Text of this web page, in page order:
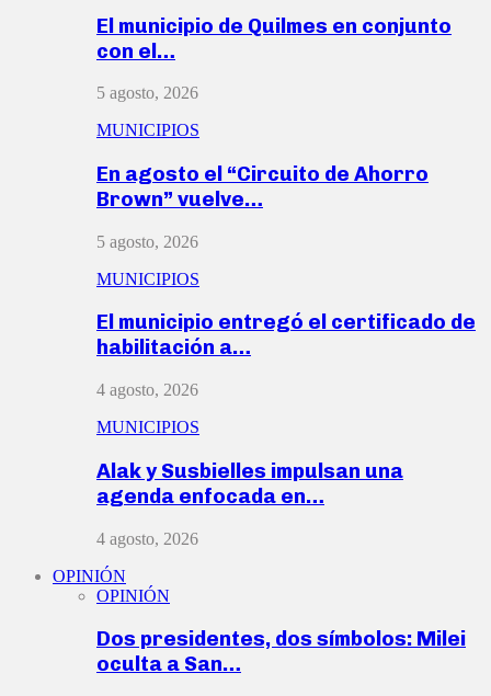
El municipio de Quilmes en conjunto
con el…
5 agosto, 2026
MUNICIPIOS
En agosto el “Circuito de Ahorro
Brown” vuelve…
5 agosto, 2026
MUNICIPIOS
El municipio entregó el certificado de
habilitación a…
4 agosto, 2026
MUNICIPIOS
Alak y Susbielles impulsan una
agenda enfocada en…
4 agosto, 2026
OPINIÓN
OPINIÓN
Dos presidentes, dos símbolos: Milei
oculta a San…